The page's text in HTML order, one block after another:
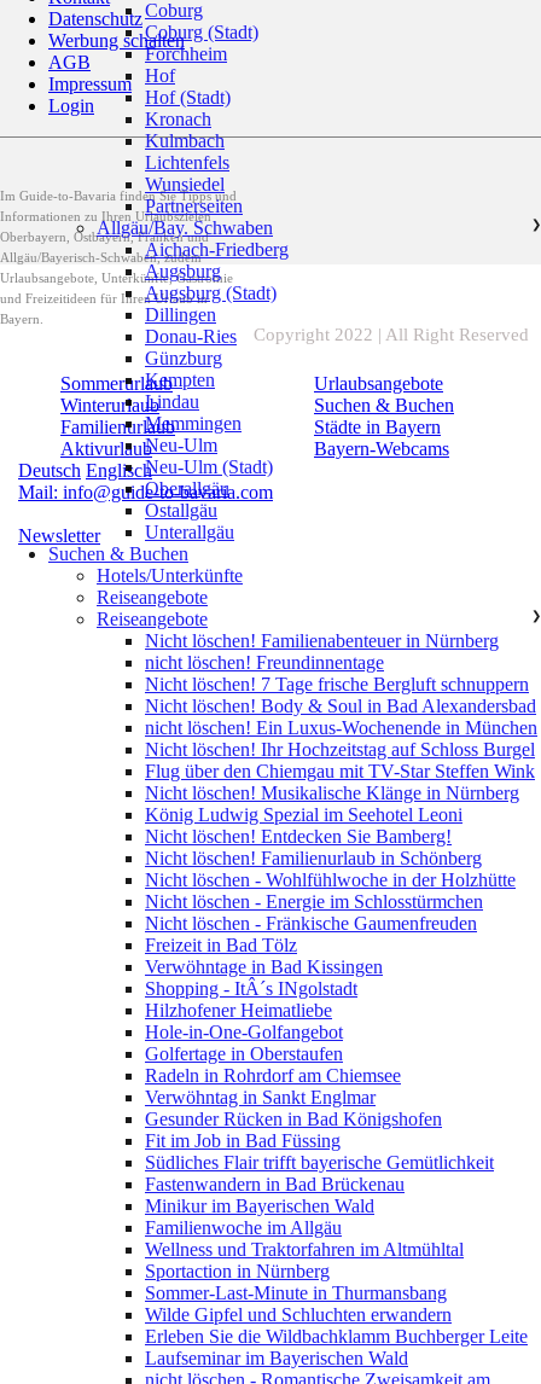
Datenschutz
Werbung schalten
AGB
Impressum
Login
Im Guide-to-Bavaria finden Sie Tipps und
Informationen zu Ihren Urlaubszielen
Oberbayern, Ostbayern, Franken und
Allgäu/Bayerisch-Schwaben, zudem
Urlaubsangebote, Unterkünfte, Gastromie
und Freizeitideen für Ihren Urlaub in
Bayern.
Sommerurlaub
Winterurlaub
Familienurlaub
Aktivurlaub
Urlaubsangebote
Suchen & Buchen
Städte in Bayern
Bayern-Webcams
Deutsch Englisch
Mail: info@guide-to-bavaria.com
Newsletter
Copyright 2022 | All Right Reserved
Coburg
Coburg (Stadt)
Forchheim
Hof
Hof (Stadt)
Kronach
Kulmbach
Lichtenfels
Wunsiedel
Partnerseiten
Allgäu/Bay. Schwaben
❯
Aichach-Friedberg
Augsburg
Augsburg (Stadt)
Dillingen
Donau-Ries
Günzburg
Kempten
Lindau
Memmingen
Neu-Ulm
Neu-Ulm (Stadt)
Oberallgäu
Ostallgäu
Unterallgäu
Suchen & Buchen
Hotels/Unterkünfte
Reiseangebote
Reiseangebote
❯
Nicht löschen! Familienabenteuer in Nürnberg
nicht löschen! Freundinnentage
Nicht löschen! 7 Tage frische Bergluft schnuppern
Nicht löschen! Body & Soul in Bad Alexandersbad
nicht löschen! Ein Luxus-Wochenende in München
Nicht löschen! Ihr Hochzeitstag auf Schloss Burgel
Flug über den Chiemgau mit TV-Star Steffen Wink
Nicht löschen! Musikalische Klänge in Nürnberg
König Ludwig Spezial im Seehotel Leoni
Nicht löschen! Entdecken Sie Bamberg!
Nicht löschen! Familienurlaub in Schönberg
Nicht löschen - Wohlfühlwoche in der Holzhütte
Nicht löschen - Energie im Schlosstürmchen
Nicht löschen - Fränkische Gaumenfreuden
Freizeit in Bad Tölz
Verwöhntage in Bad Kissingen
Shopping - ItÂ´s INgolstadt
Hilzhofener Heimatliebe
Hole-in-One-Golfangebot
Golfertage in Oberstaufen
Radeln in Rohrdorf am Chiemsee
Verwöhntag in Sankt Englmar
Gesunder Rücken in Bad Königshofen
Fit im Job in Bad Füssing
Südliches Flair trifft bayerische Gemütlichkeit
Fastenwandern in Bad Brückenau
Minikur im Bayerischen Wald
Familienwoche im Allgäu
Wellness und Traktorfahren im Altmühltal
Sportaction in Nürnberg
Sommer-Last-Minute in Thurmansbang
Wilde Gipfel und Schluchten erwandern
Erleben Sie die Wildbachklamm Buchberger Leite
Laufseminar im Bayerischen Wald
nicht löschen - Romantische Zweisamkeit am